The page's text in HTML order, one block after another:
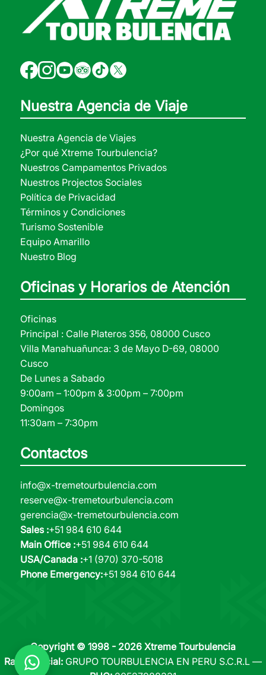
Nuestra Agencia de Viaje
Nuestra Agencia de Viajes
¿Por qué Xtreme Tourbulencia?
Nuestros Campamentos Privados
Nuestros Projectos Sociales
Política de Privacidad
Términos y Condiciones
Turismo Sostenible
Equipo Amarillo
Nuestro Blog
Oficinas y Horarios de Atención
Oficinas
Principal : Calle Plateros 356, 08000 Cusco
Villa Manahuañunca: 3 de Mayo D-69, 08000
Cusco
De Lunes a Sabado
9:00am – 1:00pm & 3:00pm – 7:00pm
Domingos
11:30am – 7:30pm
Contactos
info@x-tremetourbulencia.com
reserve@x-tremetourbulencia.com
gerencia@x-tremetourbulencia.com
Sales :+51 984 610 644
Main Office :+51 984 610 644
USA/Canada :+1 (970) 370-5018
Phone Emergency:+51 984 610 644
Copyright © 1998 - 2026 Xtreme Tourbulencia
Razón Social: GRUPO TOURBULENCIA EN PERU S.C.R.L —